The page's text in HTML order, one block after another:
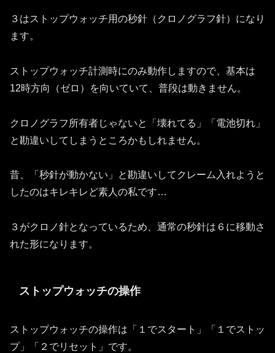
３はストップウォッチ用の秒針（クロノグラフ針）になり
ます。
ストップウォッチ計測時にのみ動作しますので、基本は
12時方向（ゼロ）を向いていて、普段は動きません。
クロノグラフ所有者じゃないと「壊れてる」「電池切れ」
と勘違いしてしまうところかもしれません。
昔、「秒針が動かない」と勘違いしてクレーム入れようと
したのはキレキレど素人の私です…
３がクロノ針となっているため、通常の秒針は６に移動さ
れた形になります。
ストップウォッチの操作
ストップウォッチの操作は「１でスタート」「１でストッ
プ」「２でリセット」です。